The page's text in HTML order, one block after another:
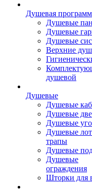
Душевая
Душевые
Душевые
Душевые
Верхние
душевой
Душевые
Душевые
Душевые
Душевые
Душевые
трапы
Душевые
Душевые
ограждения
Шторки для